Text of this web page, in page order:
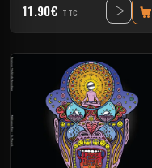
11.90€ TTC